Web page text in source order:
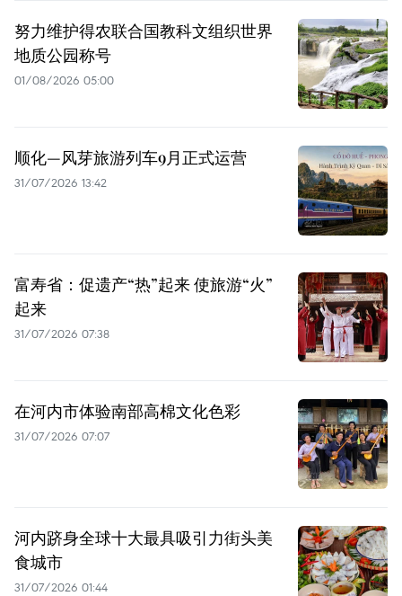
努力维护得农联合国教科文组织世界
地质公园称号
01/08/2026 05:00
顺化—风芽旅游列车9月正式运营
31/07/2026 13:42
富寿省：促遗产“热”起来 使旅游“火”
起来
31/07/2026 07:38
在河内市体验南部高棉文化色彩
31/07/2026 07:07
河内跻身全球十大最具吸引力街头美
食城市
31/07/2026 01:44